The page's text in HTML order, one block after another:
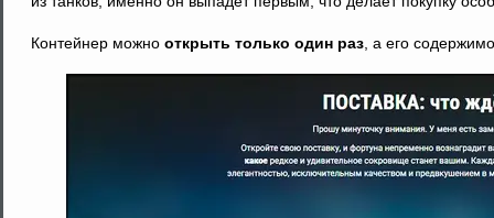
Контейнер можно открыть только один раз , а его